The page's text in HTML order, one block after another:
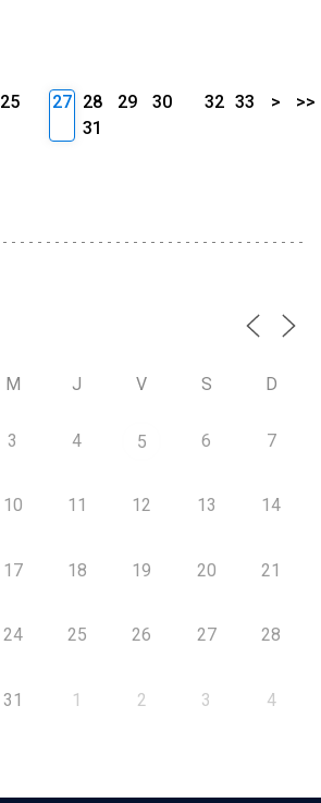
25
27 28 29
30
31
32 33 > >>
M J V S D
3 4 5 6 7
10 11 12 13 14
17 18 19 20 21
24 25 26 27 28
31 1 2 3 4